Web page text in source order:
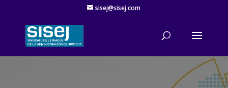
sisej@sisej.com